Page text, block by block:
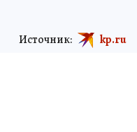
Источник: kp.ru